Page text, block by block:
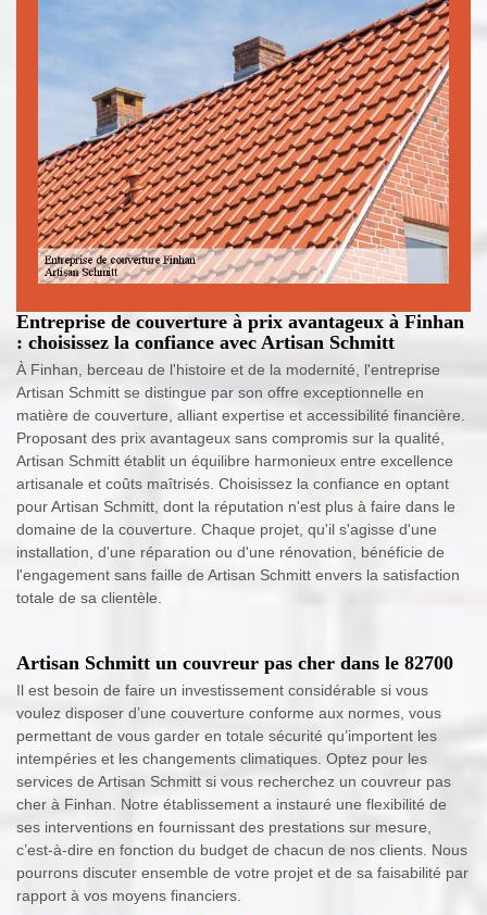
Entreprise de couverture à prix avantageux à Finhan
: choisissez la confiance avec Artisan Schmitt
À Finhan, berceau de l'histoire et de la modernité, l'entreprise
Artisan Schmitt se distingue par son offre exceptionnelle en
matière de couverture, alliant expertise et accessibilité financière.
Proposant des prix avantageux sans compromis sur la qualité,
Artisan Schmitt établit un équilibre harmonieux entre excellence
artisanale et coûts maîtrisés. Choisissez la confiance en optant
pour Artisan Schmitt, dont la réputation n'est plus à faire dans le
domaine de la couverture. Chaque projet, qu'il s'agisse d'une
installation, d'une réparation ou d'une rénovation, bénéficie de
l'engagement sans faille de Artisan Schmitt envers la satisfaction
totale de sa clientèle.
Artisan Schmitt un couvreur pas cher dans le 82700
Il est besoin de faire un investissement considérable si vous
voulez disposer d’une couverture conforme aux normes, vous
permettant de vous garder en totale sécurité qu’importent les
intempéries et les changements climatiques. Optez pour les
services de Artisan Schmitt si vous recherchez un couvreur pas
cher à Finhan. Notre établissement a instauré une flexibilité de
ses interventions en fournissant des prestations sur mesure,
c’est-à-dire en fonction du budget de chacun de nos clients. Nous
pourrons discuter ensemble de votre projet et de sa faisabilité par
rapport à vos moyens financiers.